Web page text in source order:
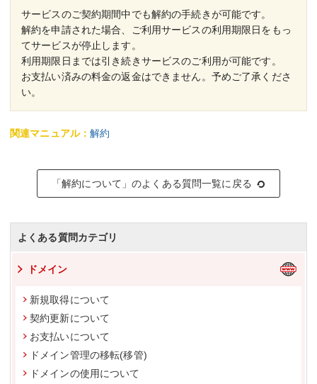
サービスのご契約期間中でも解約の手続きが可能です。
解約を申請された場合、ご利用サービスの利用期限日をもっ
てサービスが停止します。
利用期限日までは引き続きサービスのご利用が可能です。
お支払い済みの料金の返金はできません。予めご了承くださ
い。
関連マニュアル：解約
「解約について」のよくある質問一覧に戻る
よくある質問カテゴリ
ドメイン
新規取得について
契約更新について
お支払いについて
ドメイン管理の移転(移管)
ドメインの使用について